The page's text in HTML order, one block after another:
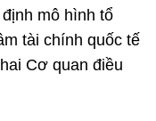
mô hình tổ
tài chính quốc tế
Cơ quan điều